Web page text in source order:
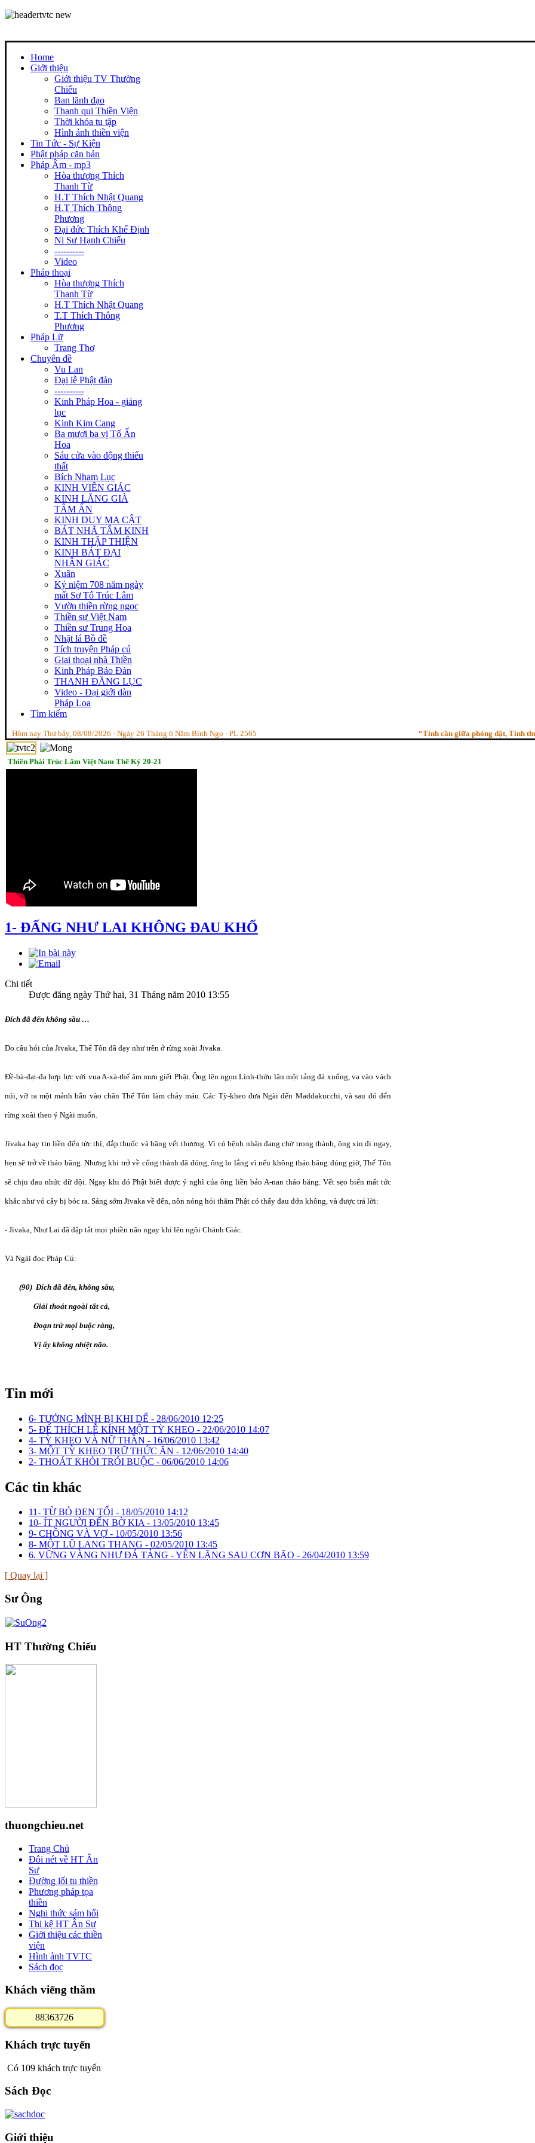
Home
Giới thiệu
Giới thiệu TV Thường
Chiếu
Ban lãnh đạo
Thanh qui Thiền Viện
Thời khóa tu tập
Hình ảnh thiền viện
Tin Tức - Sự Kiện
Phật pháp căn bản
Pháp Âm - mp3
Hòa thượng Thích
Thanh Từ
H.T Thích Nhật Quang
H.T Thích Thông
Phương
Đại đức Thích Khế Định
Ni Sư Hạnh Chiếu
----------
Video
Pháp thoại
Hòa thượng Thích
Thanh Từ
H.T Thích Nhật Quang
T.T Thích Thông
Phương
Pháp Lữ
Trang Thơ
Chuyên đề
Vu Lan
Đại lễ Phật đản
----------
Kinh Pháp Hoa - giảng
lục
Kinh Kim Cang
Ba mươi ba vị Tổ Ấn
Hoa
Sáu cửa vào động thiếu
thất
Bích Nham Lục
KINH VIÊN GIÁC
KINH LĂNG GIÀ
TÂM ẤN
KINH DUY MA CẬT
BÁT NHÃ TÂM KINH
KINH THẬP THIỆN
KINH BÁT ĐẠI
NHÂN GIÁC
Xuân
Kỷ niệm 708 năm ngày
mất Sơ Tổ Trúc Lâm
Vườn thiền rừng ngọc
Thiền sư Việt Nam
Thiền sư Trung Hoa
Nhặt lá Bồ đề
Tích truyện Pháp cú
Giai thoại nhà Thiền
Kinh Pháp Bảo Đàn
THANH ĐĂNG LỤC
Video - Đại giới dàn
Pháp Loa
Tìm kiếm
Hôm nay Thứ bảy, 08/08/2026 - Ngày 26 Tháng 6 Năm Bính Ngọ - PL 2565 “Tinh cần giữa phóng dật, Tỉnh thức
Thiền Phái Trúc Lâm Việt Nam Thế Kỷ 20-21
1- ĐẤNG NHƯ LAI KHÔNG ĐAU KHỔ
Chi tiết
Được đăng ngày Thứ hai, 31 Tháng năm 2010 13:55
Đích đã đến không sầu …
Do câu hỏi của Jīvaka, Thế Tôn đã dạy như trên ở rừng xoài Jīvaka.
Đề-bà-đạt-đa hợp lực với vua A-xà-thế âm mưu giết Phật. Ông lên ngọn Linh-thứu lăn một tảng đá xuống, va vào vách
núi, vỡ ra một mảnh bắn vào chân Thế Tôn làm chảy máu. Các Tỳ-kheo đưa Ngài đến Maddakucchi, và sau đó đến
rừng xoài theo ý Ngài muốn.
Jīvaka hay tin liền đến tức thì, đắp thuốc và băng vết thương. Vì có bệnh nhân đang chờ trong thành, ông xin đi ngay,
hẹn sẽ trở về tháo băng. Nhưng khi trở về cổng thành đã đóng, ông lo lắng vì nếu không tháo băng đúng giờ, Thế Tôn
sẽ chịu đau nhức dữ dội. Ngay khi đó Phật biết được ý nghĩ của ông liền bảo A-nan tháo băng. Vết sẹo biến mất tức
khắc như vỏ cây bị bóc ra. Sáng sớm Jīvaka về đến, nôn nóng hỏi thăm Phật có thấy đau đớn không, và được trả lời:
- Jīvaka, Như Lai đã dập tắt mọi phiền não ngay khi lên ngôi Chánh Giác.
Và Ngài đọc Pháp Cú:
(90) Đích đã đến, không sầu,
Giải thoát ngoài tất cả,
Đoạn trừ mọi buộc ràng,
Vị ấy không nhiệt não.
Tin mới
6- TƯỞNG MÌNH BỊ KHI DỂ - 28/06/2010 12:25
5- ĐẾ THÍCH LỄ KÍNH MỘT TỲ KHEO - 22/06/2010 14:07
4- TỲ KHEO VÀ NỮ THẦN - 16/06/2010 13:42
3- MỘT TỲ KHEO TRỮ THỨC ĂN - 12/06/2010 14:40
2- THOÁT KHỎI TRÓI BUỘC - 06/06/2010 14:06
Các tin khác
11- TỪ BỎ ĐEN TỐI - 18/05/2010 14:12
10- ÍT NGƯỜI ĐẾN BỜ KIA - 13/05/2010 13:45
9- CHỒNG VÀ VỢ - 10/05/2010 13:56
8- MỘT LŨ LANG THANG - 02/05/2010 13:45
6. VỮNG VÀNG NHƯ ĐÁ TẢNG - YÊN LẶNG SAU CƠN BÃO - 26/04/2010 13:59
[ Quay lại ]
Sư Ông
HT Thường Chiếu
thuongchieu.net
Trang Chủ
Đôi nét về HT Ân
Sư
Đường lối tu thiền
Phương pháp tọa
thiền
Nghi thức sám hối
Thi kệ HT Ân Sư
Giới thiệu các thiền
viện
Hình ảnh TVTC
Sách đọc
Khách viếng thăm
88363726
Khách trực tuyến
Có 109 khách trực tuyến
Sách Đọc
Giới thiệu